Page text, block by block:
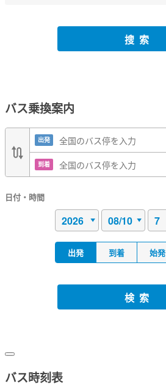
搜索
バス乗換案内
出発
到着
日付・時間
出発 到着 始発
検索
バス時刻表